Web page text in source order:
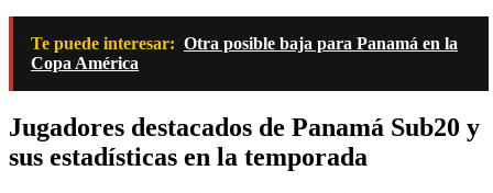
Te puede interesar: Otra posible baja para Panamá en la
Copa América
Jugadores destacados de Panamá Sub20 y
sus estadísticas en la temporada